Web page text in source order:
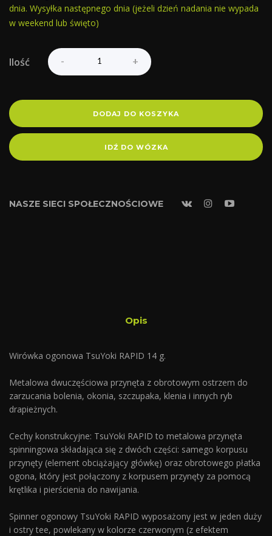
dnia. Wysyłka następnego dnia (jeżeli dzień nadania nie wypada
w weekend lub święto)
Ilość
DODAJ DO KOSZYKA
IDŹ DO WÓZKA
NASZE SIECI SPOŁECZNOŚCIOWE
Opis
Wirówka ogonowa TsuYoki RAPID 14 g.
Metalowa dwuczęściowa przynęta z obrotowym ostrzem do
zarzucania bolenia, okonia, szczupaka, klenia i innych ryb
drapieżnych.
Cechy konstrukcyjne: TsuYoki RAPID to metalowa przynęta
spinningowa składająca się z dwóch części: samego korpusu
przynęty (element obciążający główkę) oraz obrotowego płatka
ogona, który jest połączony z korpusem przynęty za pomocą
krętlika i pierścienia do nawijania.
Spinner ogonowy TsuYoki RAPID wyposażony jest w jeden duży
i ostry tee, powlekany w kolorze czerwonym (z efektem